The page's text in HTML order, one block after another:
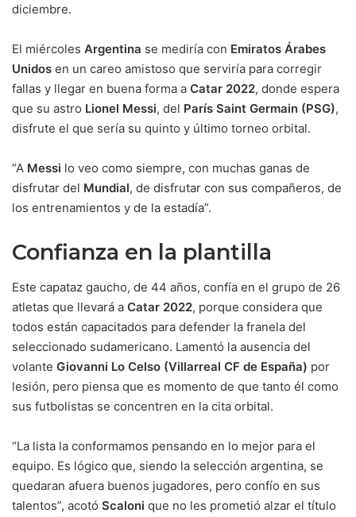
diciembre.
El miércoles Argentina se mediría con Emiratos Árabes
Unidos en un careo amistoso que serviría para corregir
fallas y llegar en buena forma a Catar 2022, donde espera
que su astro Lionel Messi, del París Saint Germain (PSG),
disfrute el que sería su quinto y último torneo orbital.
“A Messi lo veo como siempre, con muchas ganas de
disfrutar del Mundial, de disfrutar con sus compañeros, de
los entrenamientos y de la estadía”.
Confianza en la plantilla
Este capataz gaucho, de 44 años, confía en el grupo de 26
atletas que llevará a Catar 2022, porque considera que
todos están capacitados para defender la franela del
seleccionado sudamericano. Lamentó la ausencia del
volante Giovanni Lo Celso (Villarreal CF de España) por
lesión, pero piensa que es momento de que tanto él como
sus futbolistas se concentren en la cita orbital.
“La lista la conformamos pensando en lo mejor para el
equipo. Es lógico que, siendo la selección argentina, se
quedaran afuera buenos jugadores, pero confío en sus
talentos”, acotó Scaloni que no les prometió alzar el título